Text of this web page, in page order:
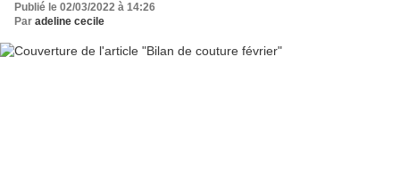
Publié le 02/03/2022 à 14:26
Par adeline cecile